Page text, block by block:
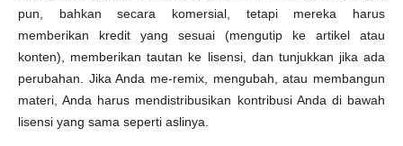
pun, bahkan secara komersial, tetapi mereka harus
memberikan kredit yang sesuai (mengutip ke artikel atau
konten), memberikan tautan ke lisensi, dan tunjukkan jika ada
perubahan. Jika Anda me-remix, mengubah, atau membangun
materi, Anda harus mendistribusikan kontribusi Anda di bawah
lisensi yang sama seperti aslinya.